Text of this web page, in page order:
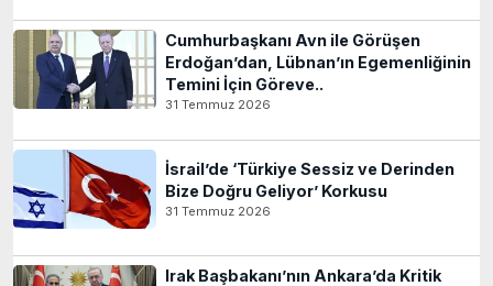
Cumhurbaşkanı Avn ile Görüşen
Erdoğan’dan, Lübnan’ın Egemenliğinin
Temini İçin Göreve..
31 Temmuz 2026
İsrail’de ‘Türkiye Sessiz ve Derinden
Bize Doğru Geliyor’ Korkusu
31 Temmuz 2026
Irak Başbakanı’nın Ankara’da Kritik